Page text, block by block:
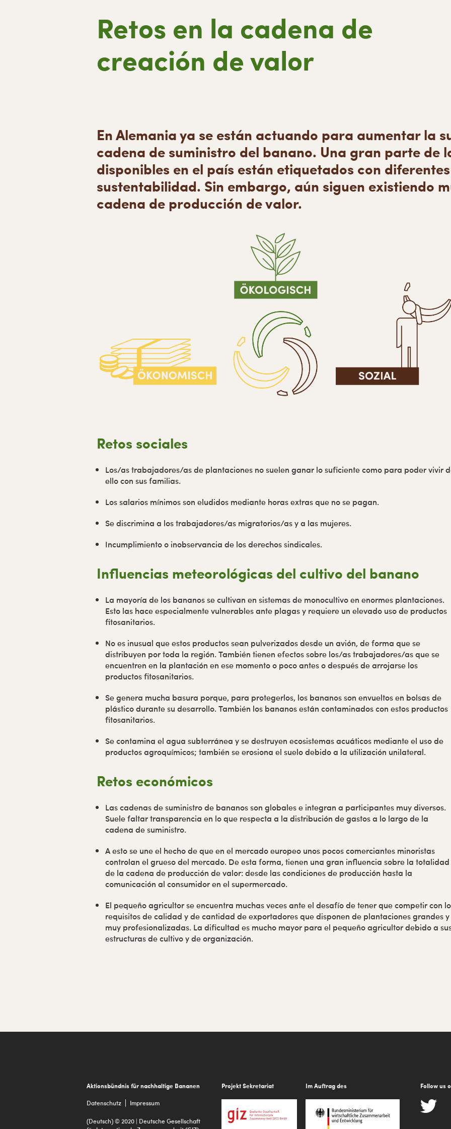
Retos en la cadena de
creación de valor
En Alemania ya se están actuando para aumentar la
cadena de suministro del banano. Una gran parte de
disponibles en el país están etiquetados con
sustentabilidad. Sin embargo, aún siguen existiendo
cadena de producción de valor.
Retos sociales
Los/as trabajadores/as de plantaciones no suelen ganar lo suficiente como para poder vivir
ello con sus familias.
Los salarios mínimos son eludidos mediante horas extras que no se pagan.
Se discrimina a los trabajadores/as migratorios/as y a las mujeres.
Incumplimiento o inobservancia de los derechos sindicales.
Influencias meteorológicas del cultivo del banano
La mayoría de los bananos se cultivan en sistemas de monocultivo en enormes plantaciones.
Esto las hace especialmente vulnerables ante plagas y requiere un elevado uso de productos
fitosanitarios.
No es inusual que estos productos sean pulverizados desde un avión, de forma que se
distribuyen por toda la región. También tienen efectos sobre los/as trabajadores/as que se
encuentren en la plantación en ese momento o poco antes o después de arrojarse los
productos fitosanitarios.
Se genera mucha basura porque, para protegerlos, los bananos son envueltos en bolsas de
plástico durante su desarrollo. También los bananos están contaminados con estos productos
fitosanitarios.
Se contamina el agua subterránea y se destruyen ecosistemas acuáticos mediante el uso de
productos agroquímicos; también se erosiona el suelo debido a la utilización unilateral.
Retos económicos
Las cadenas de suministro de bananos son globales e integran a participantes muy diversos.
Suele faltar transparencia en lo que respecta a la distribución de gastos a lo largo de la
cadena de suministro.
A esto se une el hecho de que en el mercado europeo unos pocos comerciantes minoristas
controlan el grueso del mercado. De esta forma, tienen una gran influencia sobre la totalidad
de la cadena de producción de valor: desde las condiciones de producción hasta la
comunicación al consumidor en el supermercado.
El pequeño agricultor se encuentra muchas veces ante el desafío de tener que competir con
requisitos de calidad y de cantidad de exportadores que disponen de plantaciones grandes y
muy profesionalizadas. La dificultad es mucho mayor para el pequeño agricultor debido a
estructuras de cultivo y de organización.
Aktionsbündnis für nachhaltige Bananen
Datenschutz Impressum
(Deutsch) © 2020 | Deutsche Gesellschaft
Projekt Sekretariat Im Auftrag des Follow us